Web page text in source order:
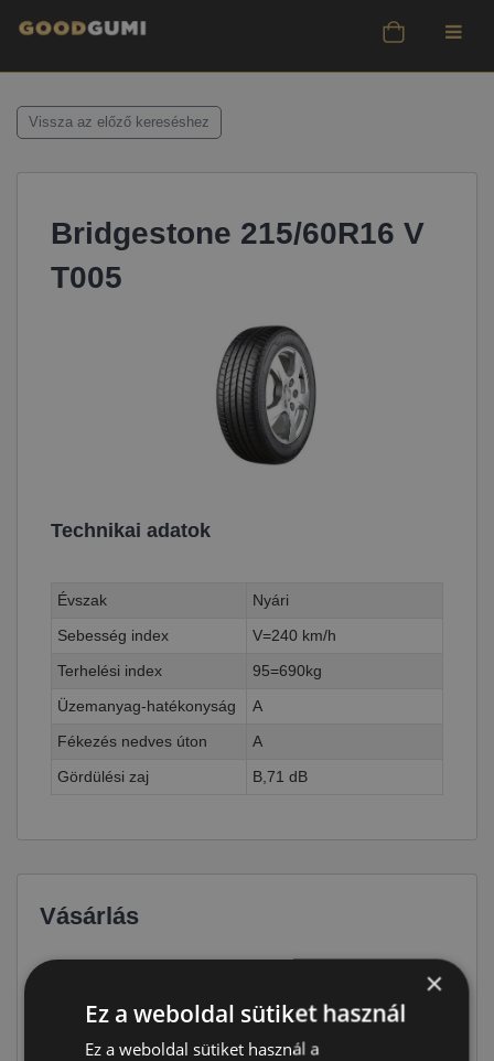
Vissza az előző kereséshez
Bridgestone 215/60R16 V
T005
Technikai adatok
Évszak
Nyári
Sebesség index
V=240 km/h
Terhelési index
95=690kg
Üzemanyag-hatékonyság
A
Fékezés nedves úton
A
Gördülési zaj
B,71 dB
Vásárlás
54 290 Ft
Raktáron:
×
Ez a weboldal sütiket használ
Ez a weboldal sütiket használ a